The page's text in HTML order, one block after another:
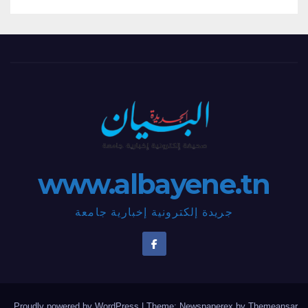
www.albayene.tn
جريدة إلكترونية إخبارية جامعة